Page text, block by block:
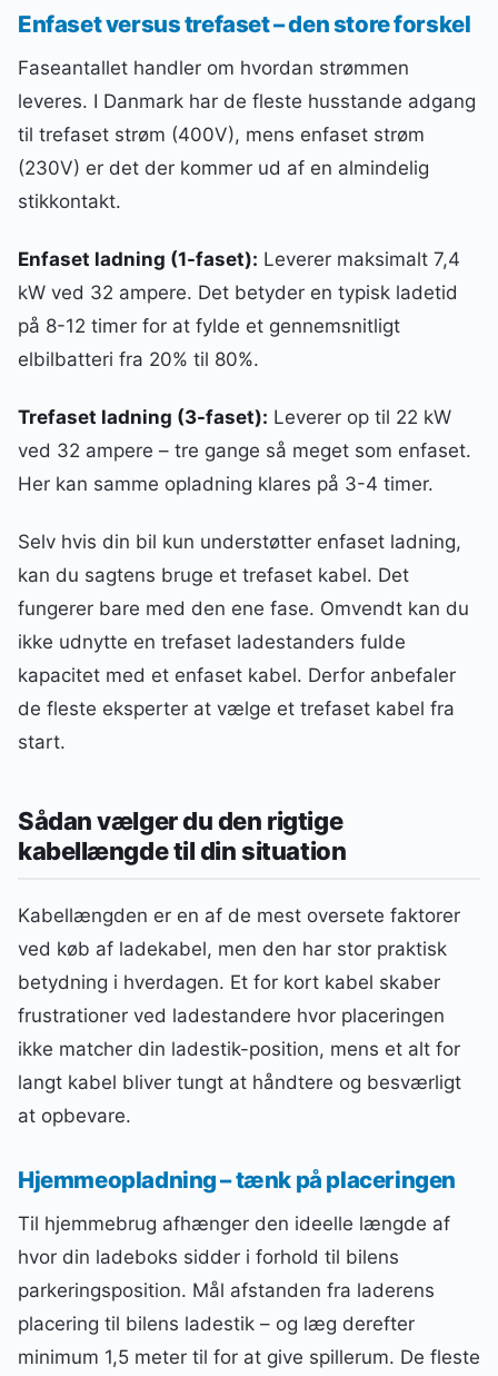
Enfaset versus trefaset – den store forskel
Faseantallet handler om hvordan strømmen
leveres. I Danmark har de fleste husstande adgang
til trefaset strøm (400V), mens enfaset strøm
(230V) er det der kommer ud af en almindelig
stikkontakt.
Enfaset ladning (1-faset): Leverer maksimalt 7,4
kW ved 32 ampere. Det betyder en typisk ladetid
på 8-12 timer for at fylde et gennemsnitligt
elbilbatteri fra 20% til 80%.
Trefaset ladning (3-faset): Leverer op til 22 kW
ved 32 ampere – tre gange så meget som enfaset.
Her kan samme opladning klares på 3-4 timer.
Selv hvis din bil kun understøtter enfaset ladning,
kan du sagtens bruge et trefaset kabel. Det
fungerer bare med den ene fase. Omvendt kan du
ikke udnytte en trefaset ladestanders fulde
kapacitet med et enfaset kabel. Derfor anbefaler
de fleste eksperter at vælge et trefaset kabel fra
start.
Sådan vælger du den rigtige
kabellængde til din situation
Kabellængden er en af de mest oversete faktorer
ved køb af ladekabel, men den har stor praktisk
betydning i hverdagen. Et for kort kabel skaber
frustrationer ved ladestandere hvor placeringen
ikke matcher din ladestik-position, mens et alt for
langt kabel bliver tungt at håndtere og besværligt
at opbevare.
Hjemmeopladning – tænk på placeringen
Til hjemmebrug afhænger den ideelle længde af
hvor din ladeboks sidder i forhold til bilens
parkeringsposition. Mål afstanden fra laderens
placering til bilens ladestik – og læg derefter
minimum 1,5 meter til for at give spillerum. De fleste